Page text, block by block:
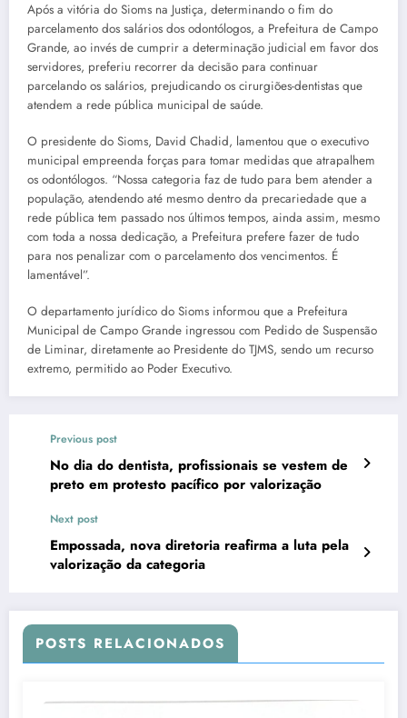
Após a vitória do Sioms na Justiça, determinando o fim do
parcelamento dos salários dos odontólogos, a Prefeitura de Campo
Grande, ao invés de cumprir a determinação judicial em favor dos
servidores, preferiu recorrer da decisão para continuar
parcelando os salários, prejudicando os cirurgiões-dentistas que
atendem a rede pública municipal de saúde.
O presidente do Sioms, David Chadid, lamentou que o executivo
municipal empreenda forças para tomar medidas que atrapalhem
os odontólogos. “Nossa categoria faz de tudo para bem atender a
população, atendendo até mesmo dentro da precariedade que a
rede pública tem passado nos últimos tempos, ainda assim, mesmo
com toda a nossa dedicação, a Prefeitura prefere fazer de tudo
para nos penalizar com o parcelamento dos vencimentos. É
lamentável”.
O departamento jurídico do Sioms informou que a Prefeitura
Municipal de Campo Grande ingressou com Pedido de Suspensão
de Liminar, diretamente ao Presidente do TJMS, sendo um recurso
extremo, permitido ao Poder Executivo.
Previous post
No dia do dentista, profissionais se vestem de
preto em protesto pacífico por valorização
Next post
Empossada, nova diretoria reafirma a luta pela
valorização da categoria
POSTS RELACIONADOS